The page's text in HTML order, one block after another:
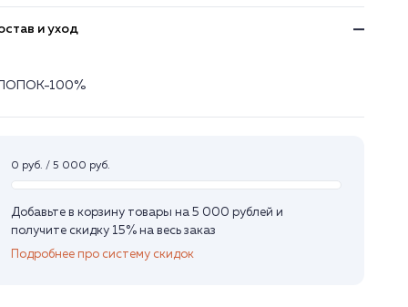
и уход
100%
0 руб. / 5 000 руб.
Добавьте в корзину товары на 5 000 рублей и
получите скидку 15% на весь заказ
Подробнее про систему скидок